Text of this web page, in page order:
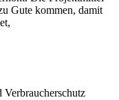
Gute kommen, damit
Verbraucherschutz